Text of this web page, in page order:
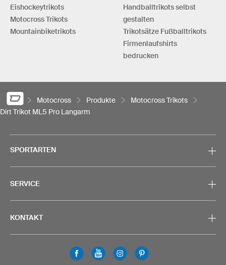
Eishockeytrikots
Motocross Trikots
Mountainbiketrikots
Handballtrikots selbst
gestalten
Trikotsätze Fußballtrikots
Firmenlaufshirts
bedrucken
Motocross Produkte
Motocross Trikots
Dirt Trikot ML5 Pro Langarm
SPORTARTEN
SERVICE
KONTAKT